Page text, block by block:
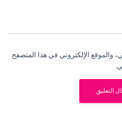
والموقع الإلكتروني في هذا المتصفح